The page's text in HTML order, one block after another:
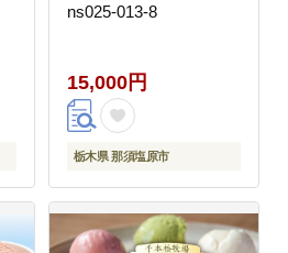
ns025-013-8
15,000円
栃木県 那須塩原市